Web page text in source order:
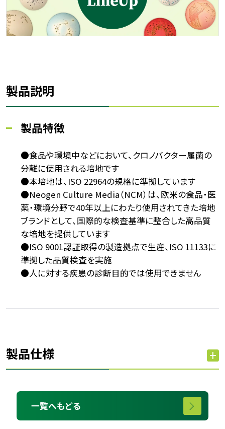
製品説明
製品特徴
●食品や環境中などにおいて、クロノバクター属菌の
分離に使用される培地です
●本培地は、ISO 22964の規格に準拠しています
●Neogen Culture Media（NCM）は、欧米の食品・医
薬・環境分野で40年以上にわたり使用されてきた培地
ブランドとして、国際的な検査基準に整合した高品質
な培地を提供しています
●ISO 9001認証取得の製造拠点で生産、ISO 11133に
準拠した品質検査を実施
●人に対する疾患の診断目的では使用できません
製品仕様
一覧へもどる